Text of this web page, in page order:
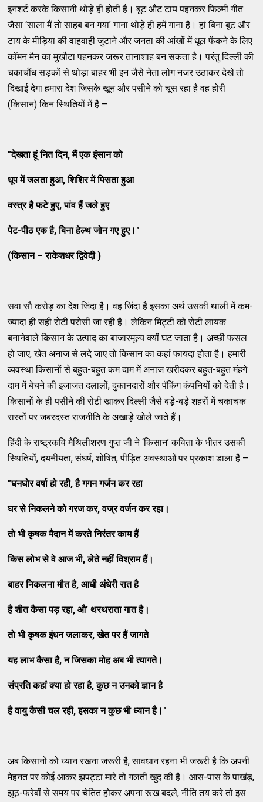
इनशर्ट करके किसानी थोड़े ही होती है। बूट औट टाय पहनकर फिल्मी गीत
जैसा ‘साला मैं तो साहब बन गया’ गाना थोड़े ही हमें गाना है। हां बिना बूट और
टाय के मीड़िया की वाहवाही जुटाने और जनता की आंखों में धूल फेंकने के लिए
कॉमन मैन का मुखौटा पहनकर जरूर तानाशाह बन सकता है। परंतु दिल्ली की
चकाचौंध सड़कों से थोड़ा बाहर भी इन जैसे नेता लोग नजर उठाकर देखे तो
दिखाई देगा हमारा देश जिसके खून और पसीने को चूस रहा है वह होरी
(किसान) किन स्थितियों में है –
"देखता हूं नित दिन, मैं एक इंसान को
धूप में जलता हुआ, शिशिर में पिसता हुआ
वस्त्र है फटे हुए, पांव हैं जले हुए
पेट-पीठ एक है, बिना हेल्थ जोन गए हुए। "
(किसान – राकेशधर द्विवेदी )
सवा सौ करोड़ का देश जिंदा है। वह जिंदा है इसका अर्थ उसकी थाली में कम-
ज्यादा ही सही रोटी परोसी जा रही है। लेकिन मिट्टी को रोटी लायक
बनानेवाले किसान के उत्पाद का बाजारमूल्य क्यों घट जाता है। अच्छी फसल
हो जाए, खेत अनाज से लदे जाए तो किसान का कहां फायदा होता है। हमारी
व्यवस्था किसानों से बहुत-बहुत कम दाम में अनाज खरीदकर बहुत-बहुत मंहगे
दाम में बेचने की इजाजत दलालों, दुकानदारों और पॅकिंग कंपनियों को देती है।
किसानों के ही पसीने की रोटी खाकर दिल्ली जैसे बड़े-बड़े शहरों में चकाचक
रास्तों पर जबरदस्त राजनीति के अखाड़े खोले जाते हैं।
हिंदी के राष्ट्रकवि मैथिलीशरण गुप्त जी ने ‘किसान’ कविता के भीतर उसकी
स्थितियों, दयनीयता, संघर्ष, शोषित, पीड़ित अवस्थाओं पर प्रकाश डाला है –
"घनघोर वर्षा हो रही,है गगन गर्जन कर रहा
घर से निकलने को गरज कर,वज्र वर्जन कर रहा।
तो भी कृषक मैदान में करते निरंतर काम हैं
किस लोभ से वे आज भी,लेते नहीं विश्राम हैं।
बाहर निकलना मौत है,आधी अंधेरी रात है
है शीत कैसा पड़ रहा, औ’थरथराता गात है।
तो भी कृषक इंधन जलाकर,खेत पर हैं जागते
यह लाभ कैसा है,न जिसका मोह अब भी त्यागते।
संप्रति कहां क्या हो रहा है,कुछ न उनको ज्ञान है
है वायु कैसी चल रही,इसका न कुछ भी ध्यान है। "
अब किसानों को ध्यान रखना जरूरी है, सावधान रहना भी जरूरी है कि अपनी
मेहनत पर कोई आकर झपट्टा मारे तो गलती खुद की है। आस-पास के पाखंड़,
झूठ-फरेबों से समय पर चेतित होकर अपना रूख बदले, नीति तय करे तो इस